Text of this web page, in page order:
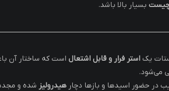
چیست بسیار بالا باشد.
یک استر فرار و قابل اشتعال است که ساختار آن
می‌شود.
در حضور اسیدها و بازها دچار هیدرولیز شده و